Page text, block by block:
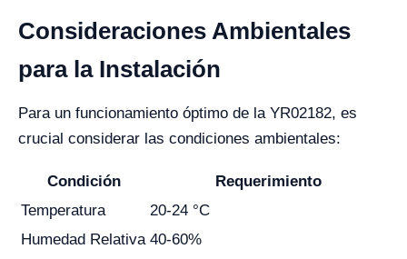
Consideraciones Ambientales
para la Instalación
Para un funcionamiento óptimo de la YR02182, es
crucial considerar las condiciones ambientales:
Condición
Requerimiento
Temperatura
20-24 °C
Humedad Relativa 40-60%